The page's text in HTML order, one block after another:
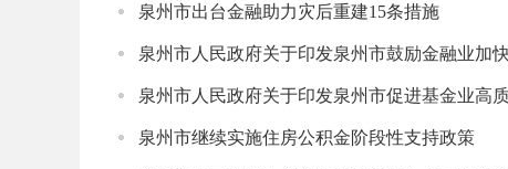
泉州市出台金融助力灾后重建15条措施
泉州市人民政府关于印发泉州市鼓励金融业加
泉州市人民政府关于印发泉州市促进基金业高
泉州市继续实施住房公积金阶段性支持政策